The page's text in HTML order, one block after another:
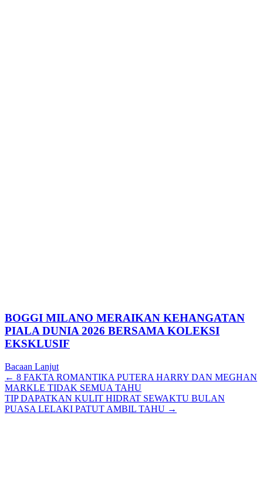
BOGGI MILANO MERAIKAN KEHANGATAN
PIALA DUNIA 2026 BERSAMA KOLEKSI
EKSKLUSIF
Bacaan Lanjut
Posts
navigation
← 8 FAKTA ROMANTIKA PUTERA HARRY DAN MEGHAN
MARKLE TIDAK SEMUA TAHU
TIP DAPATKAN KULIT HIDRAT SEWAKTU BULAN
PUASA LELAKI PATUT AMBIL TAHU →